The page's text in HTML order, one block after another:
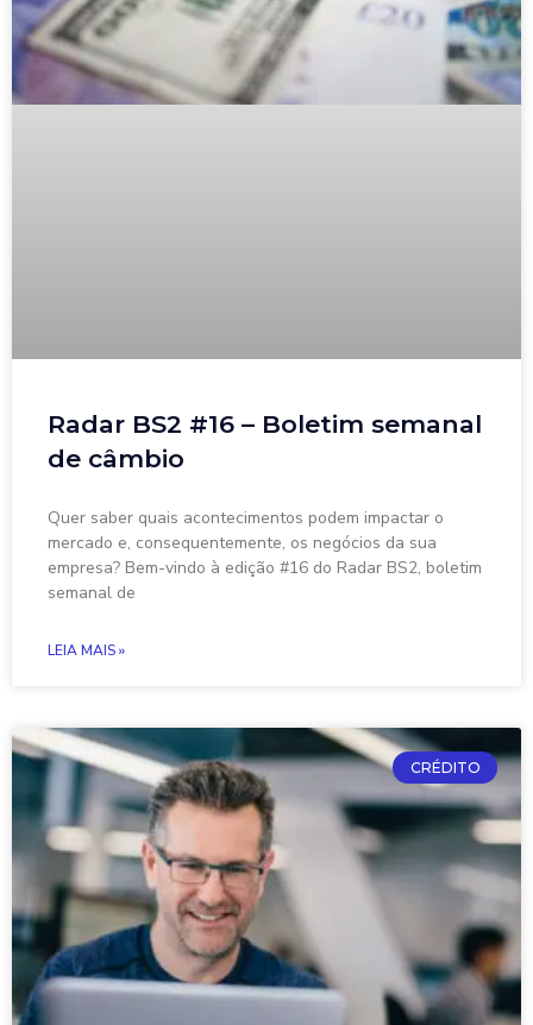
Radar BS2 #16 – Boletim semanal
de câmbio
Quer saber quais acontecimentos podem impactar o
mercado e, consequentemente, os negócios da sua
empresa? Bem-vindo à edição #16 do Radar BS2, boletim
semanal de
LEIA MAIS »
CRÉDITO